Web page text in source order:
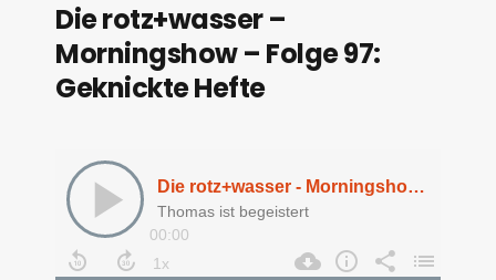
Die rotz+wasser –
Morningshow – Folge 97:
Geknickte Hefte